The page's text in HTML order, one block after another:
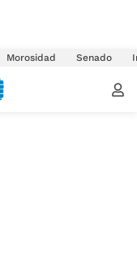
Morosidad Senado